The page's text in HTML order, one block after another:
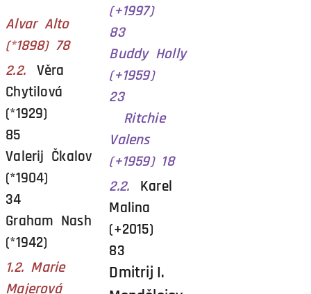
Alvar Alto
(*1898) 78
2.2. Věra
Chytilová
(*1929)
85
Valerij Čkalov
(*1904)
34
Graham Nash
(*1942)
1.2. Marie
Majerová
(+1997)
83
Buddy Holly
(+1959)
23
Ritchie
Valens
(+1959) 18
2.2. Karel
Malina
(+2015)
83
Dmitrij I.